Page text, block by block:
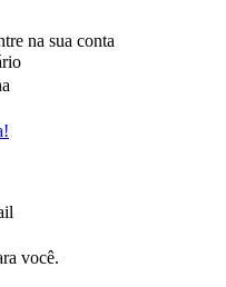
na sua conta
você.